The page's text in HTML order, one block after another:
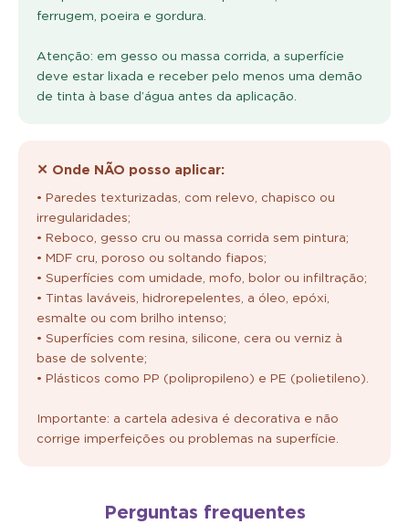
ferrugem, poeira e gordura.
Atenção: em gesso ou massa corrida, a superfície
deve estar lixada e receber pelo menos uma demão
de tinta à base d’água antes da aplicação.
✕ Onde NÃO posso aplicar:
• Paredes texturizadas, com relevo, chapisco ou
irregularidades;
• Reboco, gesso cru ou massa corrida sem pintura;
• MDF cru, poroso ou soltando fiapos;
• Superfícies com umidade, mofo, bolor ou infiltração;
• Tintas laváveis, hidrorepelentes, a óleo, epóxi,
esmalte ou com brilho intenso;
• Superfícies com resina, silicone, cera ou verniz à
base de solvente;
• Plásticos como PP (polipropileno) e PE (polietileno).
Importante: a cartela adesiva é decorativa e não
corrige imperfeições ou problemas na superfície.
Perguntas frequentes